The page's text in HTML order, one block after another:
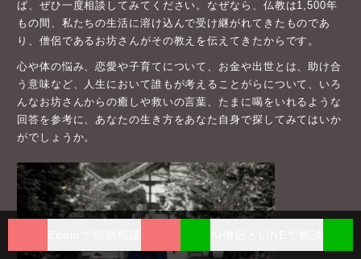
ば、ぜひ一度相談してみてください。なぜなら、仏教は1,500年
もの間、私たちの生活に溶け込んで受け継がれてきたものであ
り、僧侶であるお坊さんがその教えを伝えてきたからです。
心や体の悩み、恋愛や子育てについて、お金や出世とは、助け合
う意味など、人生において誰もが考えることがらについて、いろ
んなお坊さんからの癒しや救いの言葉、たまに喝をいれるような
回答を参考に、あなたの生き方をあなた自身で探してみてはいか
がでしょうか。